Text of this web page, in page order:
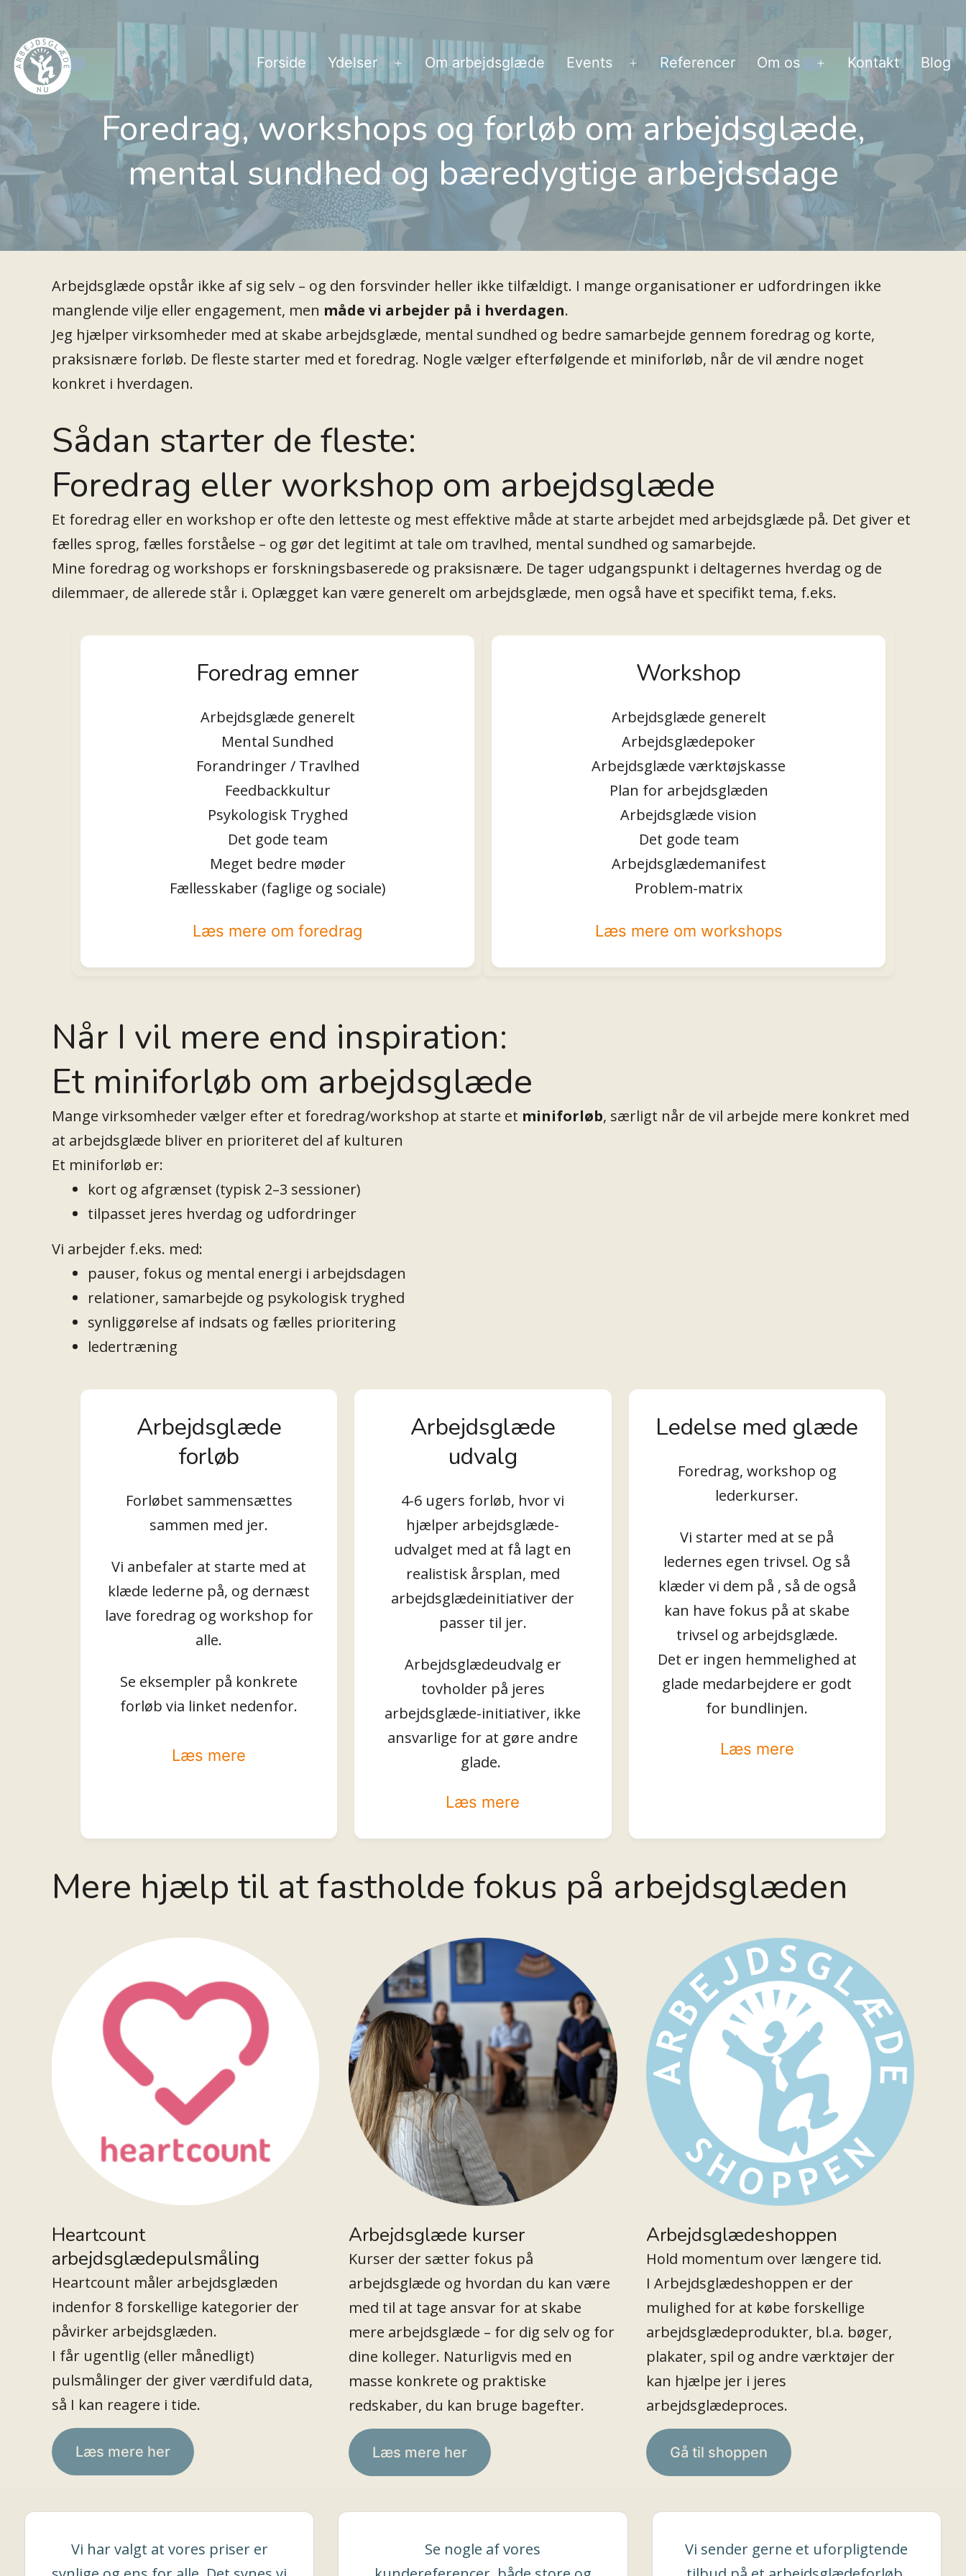
indhold
Arbejdsglæde
nu
Forside Ydelser
menu
Om arbejdsglæde Events
Åbn
menu
Referencer Om os
menu
Kontakt Blog
Foredrag, workshops og forløb om arbejdsglæde,
mental sundhed og bæredygtige arbejdsdage
Arbejdsglæde opstår ikke af sig selv – og den forsvinder heller ikke tilfældigt. I mange organisationer er udfordringen ikke
manglende vilje eller engagement, men måde vi arbejder på i hverdagen.
Jeg hjælper virksomheder med at skabe arbejdsglæde, mental sundhed og bedre samarbejde gennem foredrag og korte,
praksisnære forløb. De fleste starter med et foredrag. Nogle vælger efterfølgende et miniforløb, når de vil ændre noget
konkret i hverdagen.
Sådan starter de fleste:
Foredrag eller workshop om arbejdsglæde
Et foredrag eller en workshop er ofte den letteste og mest effektive måde at starte arbejdet med arbejdsglæde på. Det giver et
fælles sprog, fælles forståelse – og gør det legitimt at tale om travlhed, mental sundhed og samarbejde.
Mine foredrag og workshops er forskningsbaserede og praksisnære. De tager udgangspunkt i deltagernes hverdag og de
dilemmaer, de allerede står i. Oplægget kan være generelt om arbejdsglæde, men også have et specifikt tema, f.eks.
Foredrag emner
Arbejdsglæde generelt
Mental Sundhed
Forandringer / Travlhed
Feedbackkultur
Psykologisk Tryghed
Det gode team
Meget bedre møder
Fællesskaber (faglige og sociale)
Læs mere om foredrag
Workshop
Arbejdsglæde generelt
Arbejdsglædepoker
Arbejdsglæde værktøjskasse
Plan for arbejdsglæden
Arbejdsglæde vision
Det gode team
Arbejdsglædemanifest
Problem-matrix
Læs mere om workshops
Når I vil mere end inspiration:
Et miniforløb om arbejdsglæde
Mange virksomheder vælger efter et foredrag/workshop at starte et miniforløb, særligt når de vil arbejde mere konkret med
at arbejdsglæde bliver en prioriteret del af kulturen
Et miniforløb er:
kort og afgrænset (typisk 2–3 sessioner)
tilpasset jeres hverdag og udfordringer
Vi arbejder f.eks. med:
pauser, fokus og mental energi i arbejdsdagen
relationer, samarbejde og psykologisk tryghed
synliggørelse af indsats og fælles prioritering
ledertræning
Arbejdsglæde
forløb
Forløbet sammensættes
sammen med jer.
Vi anbefaler at starte med at
klæde lederne på, og dernæst
lave foredrag og workshop for
alle.
Se eksempler på konkrete
forløb via linket nedenfor.
Læs mere
Arbejdsglæde
udvalg
4-6 ugers forløb, hvor vi
hjælper arbejdsglæde-
udvalget med at få lagt en
realistisk årsplan, med
arbejdsglædeinitiativer der
passer til jer.
Arbejdsglædeudvalg er
tovholder på jeres
arbejdsglæde-initiativer, ikke
ansvarlige for at gøre andre
glade.
Læs mere
Ledelse med glæde
Foredrag, workshop og
lederkurser.
Vi starter med at se på
ledernes egen trivsel. Og så
klæder vi dem på , så de også
kan have fokus på at skabe
trivsel og arbejdsglæde.
Det er ingen hemmelighed at
glade medarbejdere er godt
for bundlinjen.
Læs mere
Mere hjælp til at fastholde fokus på arbejdsglæden
Heartcount
arbejdsglædepulsmåling
Heartcount måler arbejdsglæden
indenfor 8 forskellige kategorier der
påvirker arbejdsglæden.
I får ugentlig (eller månedligt)
pulsmålinger der giver værdifuld data,
så I kan reagere i tide.
Læs mere her
Arbejdsglæde kurser
Kurser der sætter fokus på
arbejdsglæde og hvordan du kan være
med til at tage ansvar for at skabe
mere arbejdsglæde – for dig selv og for
dine kolleger. Naturligvis med en
masse konkrete og praktiske
redskaber, du kan bruge bagefter.
Læs mere her
Arbejdsglædeshoppen
Hold momentum over længere tid.
I Arbejdsglædeshoppen er der
mulighed for at købe forskellige
arbejdsglædeprodukter, bl.a. bøger,
plakater, spil og andre værktøjer der
kan hjælpe jer i jeres
arbejdsglædeproces.
Gå til shoppen
Vi har valgt at vores priser er
Se nogle af vores
Vi sender gerne et uforpligtende